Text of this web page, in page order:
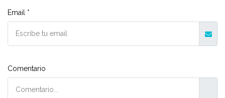
Email *
Comentario